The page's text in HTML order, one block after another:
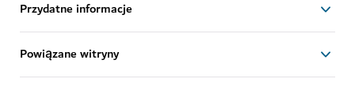
Przydatne informacje
Powiązane witryny